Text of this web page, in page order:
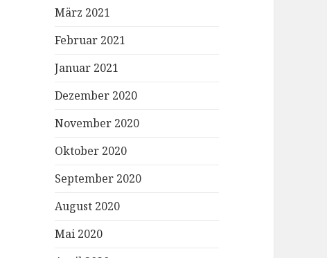
März 2021
Februar 2021
Januar 2021
Dezember 2020
November 2020
Oktober 2020
September 2020
August 2020
Mai 2020